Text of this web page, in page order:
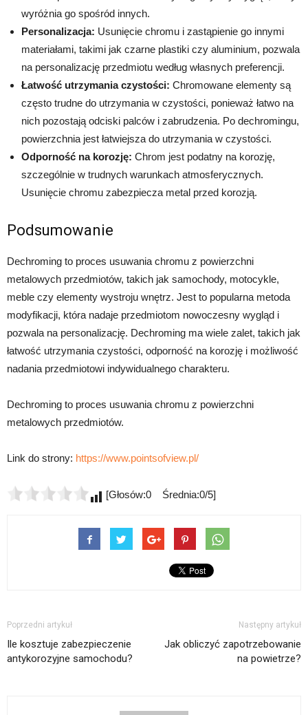
wyróżnia go spośród innych.
Personalizacja: Usunięcie chromu i zastąpienie go innymi
materiałami, takimi jak czarne plastiki czy aluminium, pozwala
na personalizację przedmiotu według własnych preferencji.
Łatwość utrzymania czystości: Chromowane elementy są
często trudne do utrzymania w czystości, ponieważ łatwo na
nich pozostają odciski palców i zabrudzenia. Po dechromingu,
powierzchnia jest łatwiejsza do utrzymania w czystości.
Odporność na korozję: Chrom jest podatny na korozję,
szczególnie w trudnych warunkach atmosferycznych.
Usunięcie chromu zabezpiecza metal przed korozją.
Podsumowanie
Dechroming to proces usuwania chromu z powierzchni
metalowych przedmiotów, takich jak samochody, motocykle,
meble czy elementy wystroju wnętrz. Jest to popularna metoda
modyfikacji, która nadaje przedmiotom nowoczesny wygląd i
pozwala na personalizację. Dechroming ma wiele zalet, takich jak
łatwość utrzymania czystości, odporność na korozję i możliwość
nadania przedmiotowi indywidualnego charakteru.
Dechroming to proces usuwania chromu z powierzchni
metalowych przedmiotów.
Link do strony: https://www.pointsofview.pl/
[Głosów:0 Średnia:0/5]
Poprzedni artykuł
Ile kosztuje zabezpieczenie
antykorozyjne samochodu?
Następny artykuł
Jak obliczyć zapotrzebowanie
na powietrze?